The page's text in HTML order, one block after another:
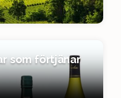
som förtjänar